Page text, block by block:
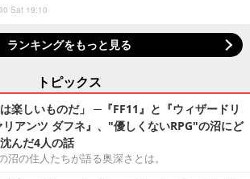
Sat 19:10
ランキングをもっと見る
トピックス
は楽しいものだ」 ─『FF11』と『ウィザードリ
リアンツ ダフネ』、"優しくないRPG"の沼にど
んだ4人の話
沼の住人たちが語る奥深さとは。